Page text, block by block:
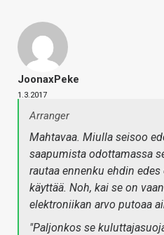
JoonaxPeke
1.3.2017
Arranger
Mahtavaa. Miulla seisoo
saapumista odottamassa
rautaa ennenku ehdin
käyttää. Noh, kai se on
elektroniikan arvo putoaa
"Paljonkos se